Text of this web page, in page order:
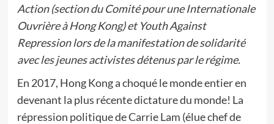
Action (section du Comité pour une Internationale
Ouvrière à Hong Kong) et Youth Against
Repression lors de la manifestation de solidarité
avec les jeunes activistes détenus par le régime.
En 2017, Hong Kong a choqué le monde entier en
devenant la plus récente dictature du monde! La
répression politique de Carrie Lam (élue chef de